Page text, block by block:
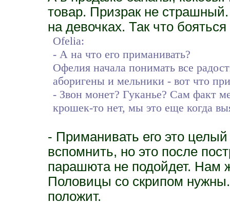
товар. Призрак не
на девочках. Так что
Ofelia:
- А на что его приманивать?
Офелия начала понимать все
аборигены и мельники - вот что
- Звон монет? Гуканье? Сам факт
крошек-то нет, мы это еще когда
- Приманивать его это
вспомнить, но это после
парашюта не подойдет. Нам
Половицы со скрипом
положит.